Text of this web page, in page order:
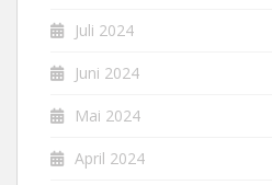
Juli 2024
Juni 2024
Mai 2024
April 2024